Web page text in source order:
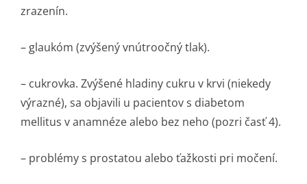
zrazenín.
– glaukóm (zvýšený vnútroočný tlak).
– cukrovka. Zvýšené hladiny cukru v krvi (niekedy
výrazné), sa objavili u pacientov s diabetom
mellitus v anamnéze alebo bez neho (pozri časť 4).
– problémy s prostatou alebo ťažkosti pri močení.